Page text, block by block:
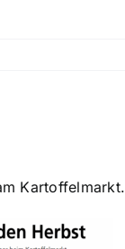
Kartoffelmarkt.